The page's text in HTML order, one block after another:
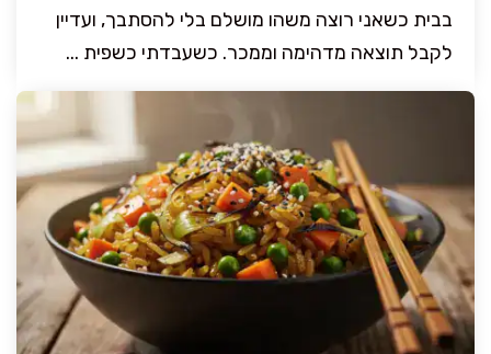
בבית כשאני רוצה משהו מושלם בלי להסתבך, ועדיין
לקבל תוצאה מדהימה וממכר. כשעבדתי כשפית ...